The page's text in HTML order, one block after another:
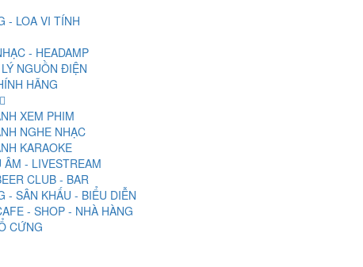
- LOA VI TÍNH
- HEADAMP
NGUỒN ĐIỆN
HÃNG
XEM PHIM
NGHE NHẠC
KARAOKE
- LIVESTREAM
CLUB - BAR
- SÂN KHẤU - BIỂU DIỄN
- SHOP - NHÀ HÀNG
CỨNG